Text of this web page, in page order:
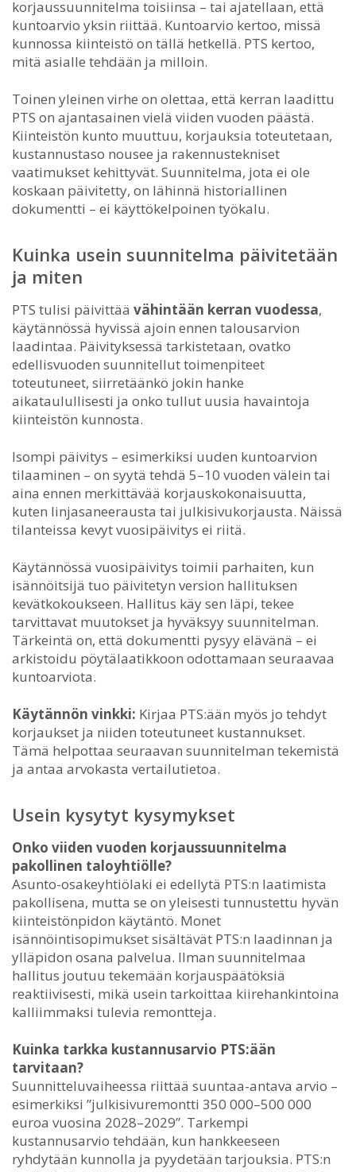
korjaussuunnitelma toisiinsa – tai ajatellaan, että
kuntoarvio yksin riittää. Kuntoarvio kertoo, missä
kunnossa kiinteistö on tällä hetkellä. PTS kertoo,
mitä asialle tehdään ja milloin.
Toinen yleinen virhe on olettaa, että kerran laadittu
PTS on ajantasainen vielä viiden vuoden päästä.
Kiinteistön kunto muuttuu, korjauksia toteutetaan,
kustannustaso nousee ja rakennustekniset
vaatimukset kehittyvät. Suunnitelma, jota ei ole
koskaan päivitetty, on lähinnä historiallinen
dokumentti – ei käyttökelpoinen työkalu.
Kuinka usein suunnitelma päivitetään
ja miten
PTS tulisi päivittää vähintään kerran vuodessa,
käytännössä hyvissä ajoin ennen talousarvion
laadintaa. Päivityksessä tarkistetaan, ovatko
edellisvuoden suunnitellut toimenpiteet
toteutuneet, siirretäänkö jokin hanke
aikataulullisesti ja onko tullut uusia havaintoja
kiinteistön kunnosta.
Isompi päivitys – esimerkiksi uuden kuntoarvion
tilaaminen – on syytä tehdä 5–10 vuoden välein tai
aina ennen merkittävää korjauskokonaisuutta,
kuten linjasaneerausta tai julkisivukorjausta. Näissä
tilanteissa kevyt vuosipäivitys ei riitä.
Käytännössä vuosipäivitys toimii parhaiten, kun
isännöitsijä tuo päivitetyn version hallituksen
kevätkokoukseen. Hallitus käy sen läpi, tekee
tarvittavat muutokset ja hyväksyy suunnitelman.
Tärkeintä on, että dokumentti pysyy elävänä – ei
arkistoidu pöytälaatikkoon odottamaan seuraavaa
kuntoarviota.
Käytännön vinkki: Kirjaa PTS:ään myös jo tehdyt
korjaukset ja niiden toteutuneet kustannukset.
Tämä helpottaa seuraavan suunnitelman tekemistä
ja antaa arvokasta vertailutietoa.
Usein kysytyt kysymykset
Onko viiden vuoden korjaussuunnitelma
pakollinen taloyhtiölle?
Asunto-osakeyhtiölaki ei edellytä PTS:n laatimista
pakollisena, mutta se on yleisesti tunnustettu hyvän
kiinteistönpidon käytäntö. Monet
isännöintisopimukset sisältävät PTS:n laadinnan ja
ylläpidon osana palvelua. Ilman suunnitelmaa
hallitus joutuu tekemään korjauspäätöksiä
reaktiivisesti, mikä usein tarkoittaa kiirehankintoina
kalliimmaksi tulevia remontteja.
Kuinka tarkka kustannusarvio PTS:ään
tarvitaan?
Suunnitteluvaiheessa riittää suuntaa-antava arvio –
esimerkiksi ”julkisivuremontti 350 000–500 000
euroa vuosina 2028–2029”. Tarkempi
kustannusarvio tehdään, kun hankkeeseen
ryhdytään kunnolla ja pyydetään tarjouksia. PTS:n